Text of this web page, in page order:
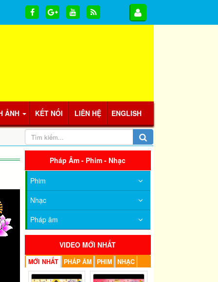
ẢNH KẾT NỐI LIÊN HỆ ENGLISH
Pháp Âm - Phim - Nhạc
Phim
Nhạc
Pháp âm
VIDEO MỚI NHẤT
MỚI NHẤT PHÁP ÂM PHIM NHẠC